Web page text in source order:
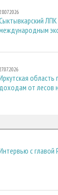
доходам от лесов
с